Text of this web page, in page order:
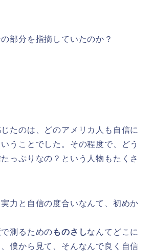
部分を指摘していたのか？
たのは、どのアメリカ人も自信に
うことでした。その程度で、どう
っぷりなの？という人物もたくさ
力と自信の度合いなんて、初めか
測るための ものさしなんてどこに
僕から見て、そんなんで良く自信